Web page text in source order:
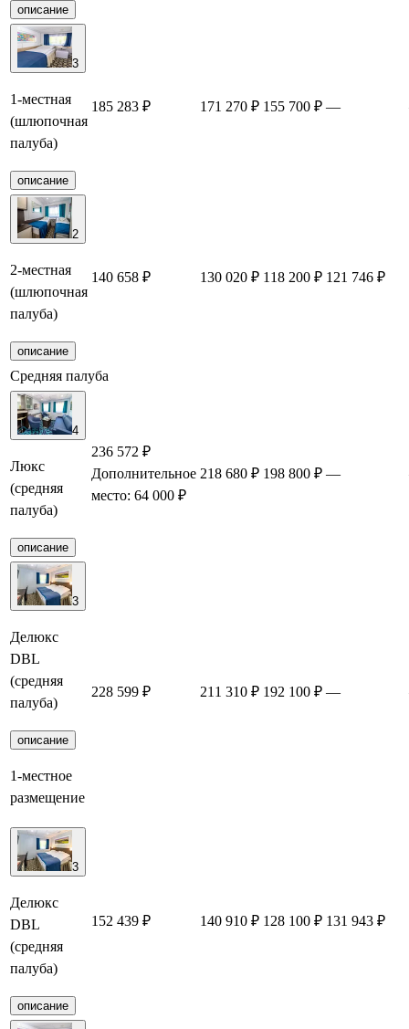
описание
3
1-местная
(шлюпочная
палуба)
описание
185 283 ₽ 171 270 ₽ 155 700 ₽ —
2
2-местная
(шлюпочная
палуба)
описание
140 658 ₽ 130 020 ₽ 118 200 ₽ 121 746 ₽
Средняя палуба
4
Люкс
(средняя
палуба)
описание
236 572 ₽
Дополнительное
место: 64 000 ₽
218 680 ₽ 198 800 ₽ —
3
Делюкс
DBL
(средняя
палуба)
описание
1-местное
размещение
228 599 ₽ 211 310 ₽ 192 100 ₽ —
3
Делюкс
DBL
(средняя
палуба)
описание
152 439 ₽ 140 910 ₽ 128 100 ₽ 131 943 ₽